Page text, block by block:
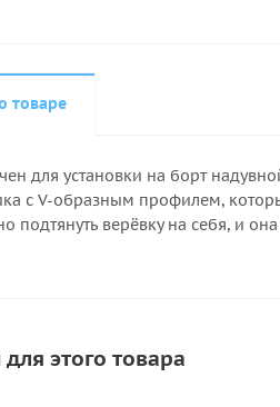
товаре
для установки на борт
с V-образным профилем,
подтянуть верёвку на себя, и
этого товара